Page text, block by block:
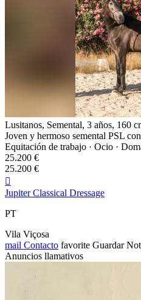
Lusitanos, Semental, 3 años, 160
Joven y hermoso semental PSL
Equitación de trabajo · Ocio ·
25.200 €
25.200 €

Jupiter Classical Dressage
PT
Vila Viçosa
mail Contacto favorite Guardar
Anuncios llamativos